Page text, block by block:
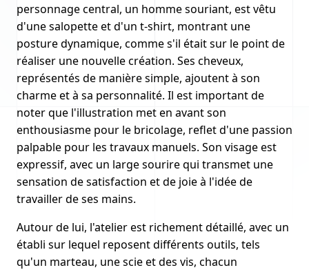
personnage central, un homme souriant, est vêtu
d'une salopette et d'un t-shirt, montrant une
posture dynamique, comme s'il était sur le point de
réaliser une nouvelle création. Ses cheveux,
représentés de manière simple, ajoutent à son
charme et à sa personnalité. Il est important de
noter que l'illustration met en avant son
enthousiasme pour le bricolage, reflet d'une passion
palpable pour les travaux manuels. Son visage est
expressif, avec un large sourire qui transmet une
sensation de satisfaction et de joie à l'idée de
travailler de ses mains.
Autour de lui, l'atelier est richement détaillé, avec un
établi sur lequel reposent différents outils, tels
qu'un marteau, une scie et des vis, chacun